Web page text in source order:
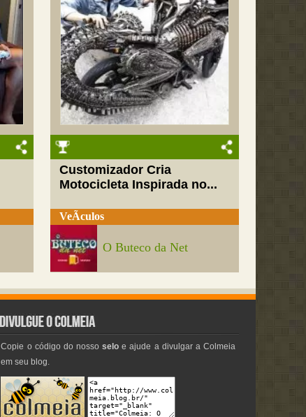
Customizador Cria
Motocicleta Inspirada no...
VeÃ­culos
O Buteco da Net
Copie o código do nossoselo e ajude a divulgar a Colmeia
em seu blog.